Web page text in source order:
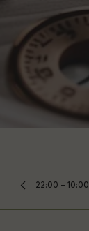
10:00 – 22:00